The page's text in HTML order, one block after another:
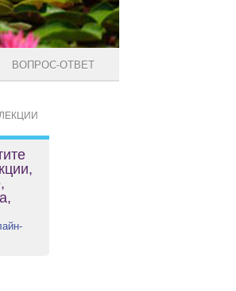
ВОПРОС-ОТВЕТ